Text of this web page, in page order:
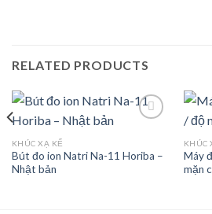
RELATED PRODUCTS
Add to
KHÚC XẠ KẾ
Bút đo ion Natri Na-11 Horiba –
Nhật bản
KHÚC
Máy
mặn